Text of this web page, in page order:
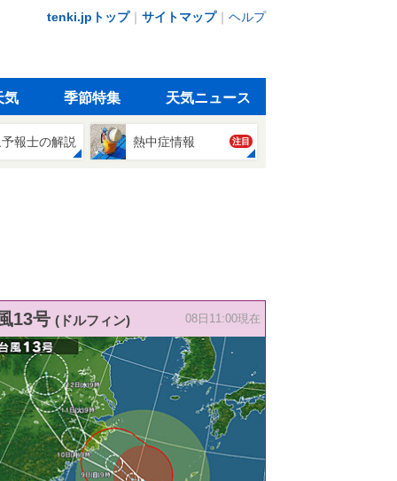
tenki.jpトップ｜ サイトマップ｜ ヘルプ
気 季節特集 天気ニュース
報士の解説 熱中症情報 注目
13号 (ドルフィン) 08日11:00現在